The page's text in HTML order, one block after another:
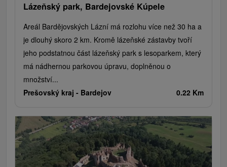
Lázeňský park, Bardejovské Kúpele
Areál Bardějovských Lázní má rozlohu více než 30 ha a
je dlouhý skoro 2 km. Kromě lázeňské zástavby tvoří
jeho podstatnou část lázeňský park s lesoparkem, který
má nádhernou parkovou úpravu, doplněnou o
množství...
Prešovský kraj - Bardejov 0.22 Km